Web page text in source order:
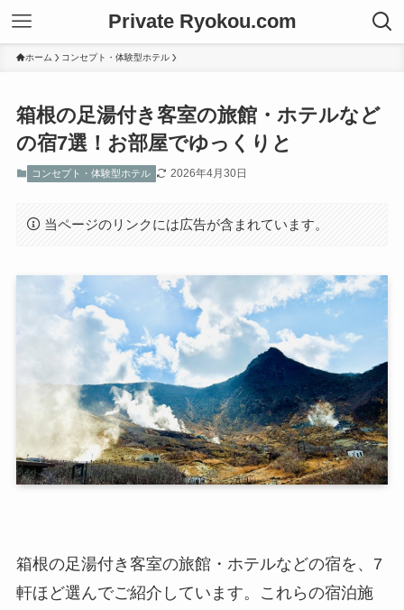
Private Ryokou.com
ホーム コンセプト・体験型ホテル
箱根の足湯付き客室の旅館・ホテルなど
の宿7選！お部屋でゆっくりと
コンセプト・体験型ホテル 2026年4月30日
当ページのリンクには広告が含まれています。
箱根の足湯付き客室の旅館・ホテルなどの宿を、7
軒ほど選んでご紹介しています。これらの宿泊施